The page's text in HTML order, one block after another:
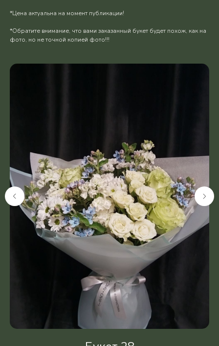
*Цена актуальна на момент публикации!
*Обратите внимание, что вами заказанный букет будет похож, как на
фото, но не точной копией фото!!!